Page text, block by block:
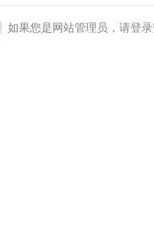
如果您是网站管理员，请登